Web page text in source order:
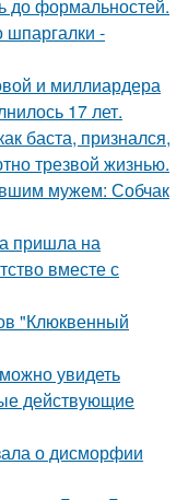
до формальностей.
-
и миллиардера
17 лет.
баста, признался,
трезвой жизнью.
мужем: Собчак
пришла на
вместе с
"Клюквенный
увидеть
действующие
о дисморфии